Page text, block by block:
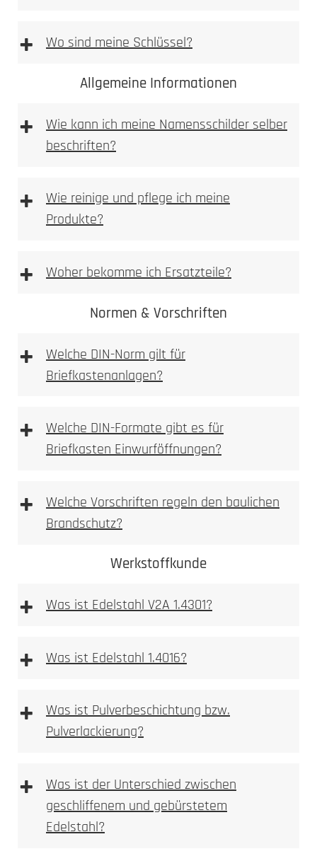
+ Wo sind meine Schlüssel?
Allgemeine Informationen
+
Wie kann ich meine Namensschilder selber
beschriften?
Vorlage Sicherheits Namensschild Typ 1 [PDF
+
Wie reinige und pflege ich meine
Produkte?
+ Woher bekomme ich Ersatzteile?
Ersatzteilshop
Normen & Vorschriften
+
Welche DIN-Norm gilt für
Briefkastenanlagen?
+
Welche DIN-Formate gibt es für
Briefkasten Einwurföffnungen?
+
Welche Vorschriften regeln den baulichen
Brandschutz?
Werkstoffkunde
+ Was ist Edelstahl V2A 1.4301?
+ Was ist Edelstahl 1.4016?
Gegensatz zum austenitischen Stahlsorten stark
magnetisch.
+
Was ist Pulverbeschichtung bzw.
Pulverlackierung?
+
Was ist der Unterschied zwischen
geschliffenem und gebürstetem
Edelstahl?